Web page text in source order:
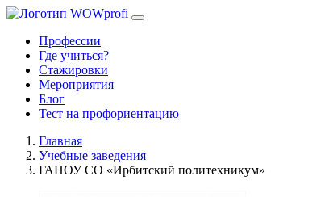
Профессии
Где учиться?
Стажировки
Мероприятия
Блог
Тест на профориентацию
Главная
Учебные заведения
ГАПОУ СО «Ирбитский политехникум»